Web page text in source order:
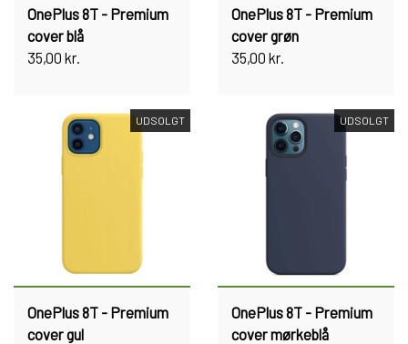
OnePlus 8T - Premium
cover blå
35,00 kr.
OnePlus 8T - Premium
cover grøn
35,00 kr.
UDSOLGT
OnePlus 8T - Premium
cover gul
UDSOLGT
OnePlus 8T - Premium
cover mørkeblå